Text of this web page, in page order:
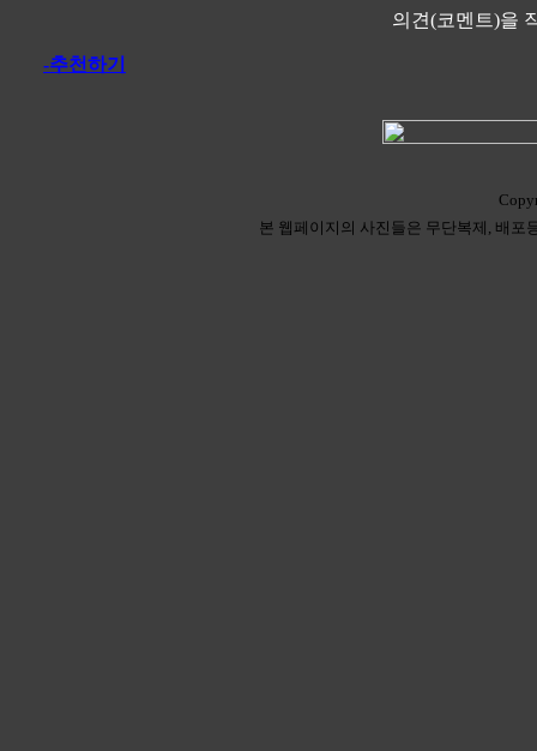
의견(코멘트)을
-추천하기
본 웹페이지의 사진들은 무단복제, 배포